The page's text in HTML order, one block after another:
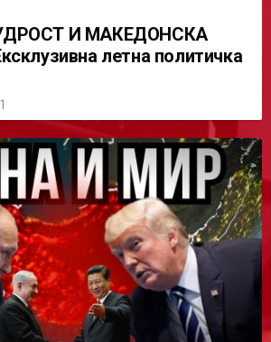
И МАКЕДОНСКА
летна политичка